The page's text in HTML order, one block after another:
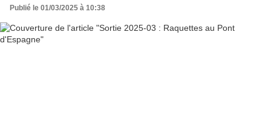
Publié le 01/03/2025 à 10:38